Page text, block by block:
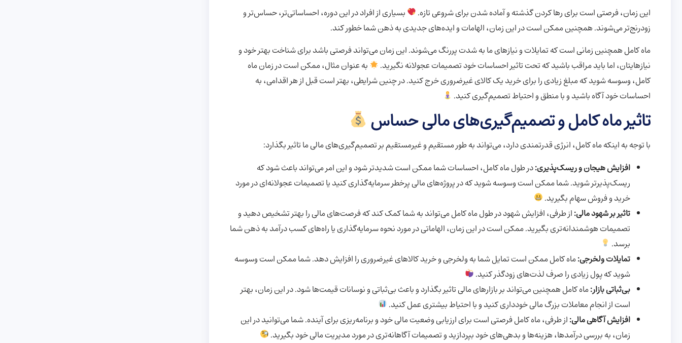
این زمان، فرصتی است برای رها کردن گذشته و آماده شدن برای شروعی تازه.
بسیاری از افراد در این دوره، احساساتی‌تر، حساس‌تر و
زودرنج‌تر می‌شوند. همچنین ممکن است در این زمان، الهامات و ایده‌های جدیدی به ذهن شما خطور کند.
ماه کامل همچنین زمانی است که تمایلات و نیازهای ما به شدت پررنگ می‌شوند. این زمان می‌تواند فرصتی باشد برای شناخت بهتر خود و
نیازهایتان، اما باید مراقب باشید که تحت تاثیر احساسات خود تصمیمات عجولانه نگیرید.
به عنوان مثال، ممکن است در زمان ماه
کامل، وسوسه شوید که مبلغ زیادی را برای خرید یک کالای غیرضروری خرج کنید. در چنین شرایطی، بهتر است قبل از هر اقدامی، به
احساسات خود آگاه باشید و با منطق و احتیاط تصمیم‌گیری کنید.
تاثیر ماه کامل و تصمیم‌گیری‌های مالی حساس
با توجه به اینکه ماه کامل، انرژی قدرتمندی دارد، می‌تواند به طور مستقیم و غیرمستقیم بر تصمیم‌گیری‌های مالی ما تاثیر بگذارد:
افزایش هیجان و ریسک‌پذیری:در طول ماه کامل، احساسات شما ممکن است شدیدتر شود و این امر می‌تواند باعث شود که
ریسک‌پذیرتر شوید. شما ممکن است وسوسه شوید که در پروژه‌های مالی پرخطر سرمایه‌گذاری کنید یا تصمیمات عجولانه‌ای در مورد
خرید و فروش سهام بگیرید.
تاثیر بر شهود مالی:از طرفی، افزایش شهود در طول ماه کامل می‌تواند به شما کمک کند که فرصت‌های مالی را بهتر تشخیص دهید و
تصمیمات هوشمندانه‌تری بگیرید. ممکن است در این زمان، الهاماتی در مورد نحوه سرمایه‌گذاری یا راه‌های کسب درآمد به ذهن شما
برسد.
تمایلات ولخرجی:ماه کامل ممکن است تمایل شما به ولخرجی و خرید کالاهای غیرضروری را افزایش دهد. شما ممکن است وسوسه
شوید که پول زیادی را صرف لذت‌های زودگذر کنید.
بی‌ثباتی بازار:ماه کامل همچنین می‌تواند بر بازارهای مالی تاثیر بگذارد و باعث بی‌ثباتی و نوسانات قیمت‌ها شود. در این زمان، بهتر
است از انجام معاملات بزرگ مالی خودداری کنید و با احتیاط بیشتری عمل کنید.
افزایش آگاهی مالی:از طرفی، ماه کامل فرصتی است برای ارزیابی وضعیت مالی خود و برنامه‌ریزی برای آینده. شما می‌توانید در این
زمان، به بررسی درآمدها، هزینه‌ها و بدهی‌های خود بپردازید و تصمیمات آگاهانه‌تری در مورد مدیریت مالی خود بگیرید.